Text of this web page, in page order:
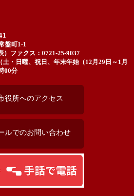
盤町1-1
ファクス：0721-25-9037
・日曜、祝日、年末年始（12月29日～1月
00分
役所へのアクセス
ルでのお問い合わせ